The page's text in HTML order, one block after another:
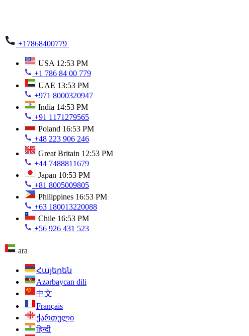
+17868400779
USA 12:53 PM
+1 786 84 00 779
UAE 13:53 PM
+971 8000320947
India 14:53 PM
+91 1171279565
Poland 16:53 PM
+48 223 906 246
Great Britain 12:53 PM
+44 7488811679
Japan 10:53 PM
+81 8005009805
Philippines 16:53 PM
+63 180013220088
Chile 16:53 PM
+56 926 431 523
ara
Հայերեն
Azərbaycan dili
中文
Français
ქართული
हिन्दी